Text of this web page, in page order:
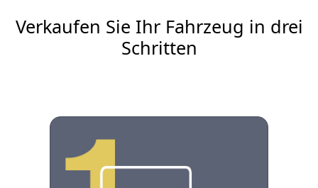
Verkaufen Sie Ihr Fahrzeug in drei
Schritten